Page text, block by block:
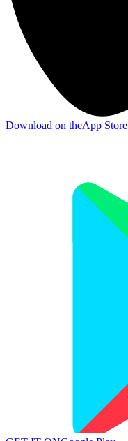
Download on theApp Store